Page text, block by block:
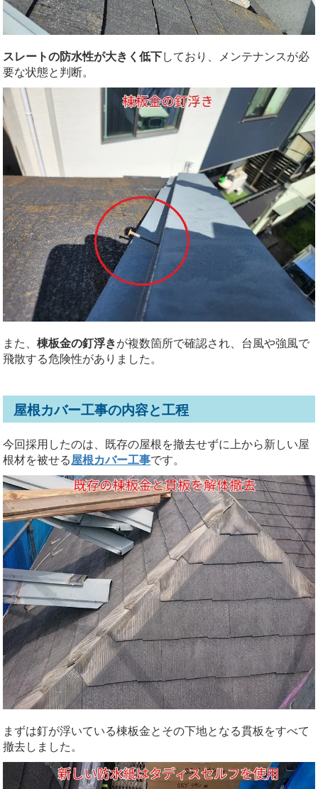
スレートの防水性が大きく低下しており、メンテナンスが必
要な状態と判断。
また、棟板金の釘浮きが複数箇所で確認され、台風や強風で
飛散する危険性がありました。
屋根カバー工事の内容と工程
今回採用したのは、既存の屋根を撤去せずに上から新しい屋
根材を被せる屋根カバー工事です。
まずは釘が浮いている棟板金とその下地となる貫板をすべて
撤去しました。